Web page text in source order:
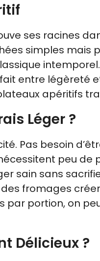
ses racines
simples mais
entre légèreté
apéritifs
Léger ?
Pas besoin
peu de
sain sans
fromages
par portion, on
Délicieux ?